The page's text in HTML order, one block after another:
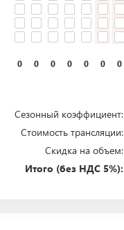
0 0 0 0 0 0 0
Сезонный коэффициент:
Стоимость трансляции:
Скидка на объем:
Итого (без НДС 5%):